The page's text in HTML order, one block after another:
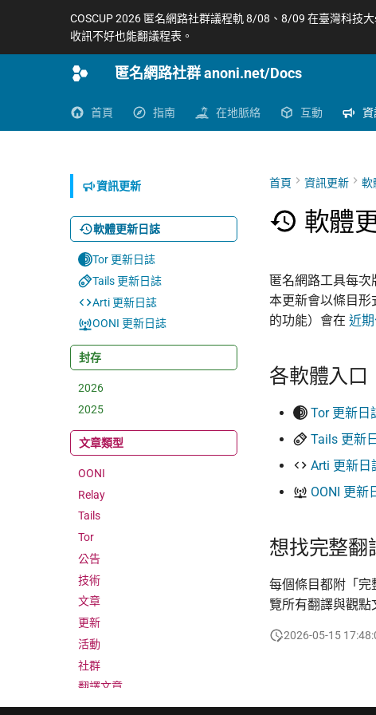
COSCUP 2026 匿名網路社群議程軌 8/08、8/09 在臺灣科技
收訊不好也能翻議程表。
匿名網路社群 anoni.net/Docs
首頁 指南 在地脈絡 互動 資
資訊更新
軟體更新日誌
Tor 更新日誌
Tails 更新日誌
Arti 更新日誌
OONI 更新日誌
封存
2026
2025
文章類型
OONI
Relay
Tails
Tor
公告
技術
文章
更新
活動
社群
翻譯文章
觀察
首頁 資訊更新 軟
軟體
匿名網路工具每次
本更新會以條目形
的功能）會在 近
各軟體入口
Tor 更新日
Tails 更新
Arti 更新日
OONI 更新
想找完整翻
每個條目都附「完
覽所有翻譯與觀點
2026-05-15